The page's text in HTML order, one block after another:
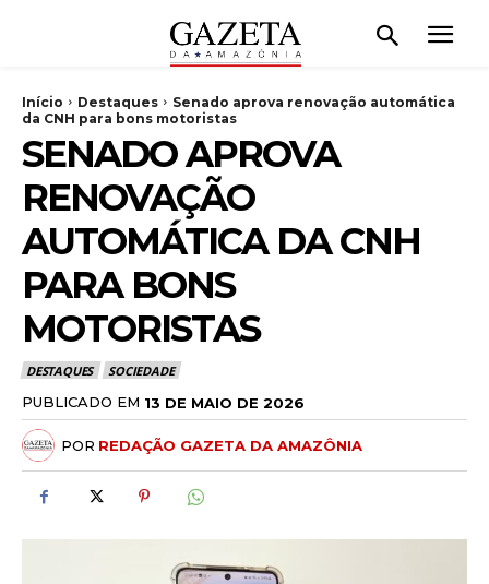
Início Destaques
Senado aprova renovação automática
da CNH para bons motoristas
SENADO APROVA
RENOVAÇÃO
AUTOMÁTICA DA CNH
PARA BONS
MOTORISTAS
DESTAQUES SOCIEDADE
PUBLICADO EM 13 DE MAIO DE 2026
POR REDAÇÃO GAZETA DA AMAZÔNIA